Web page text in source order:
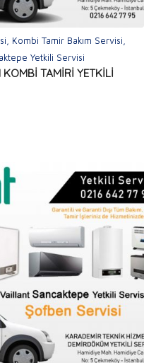
, Kombi Tamir Bakım Servisi,
Yetkili Servisi
KOMBİ TAMİRİ YETKİLİ